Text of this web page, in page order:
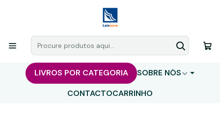
LIVROS POR CATEGORIA
SOBRE NÓS
CONTACTOCARRINHO